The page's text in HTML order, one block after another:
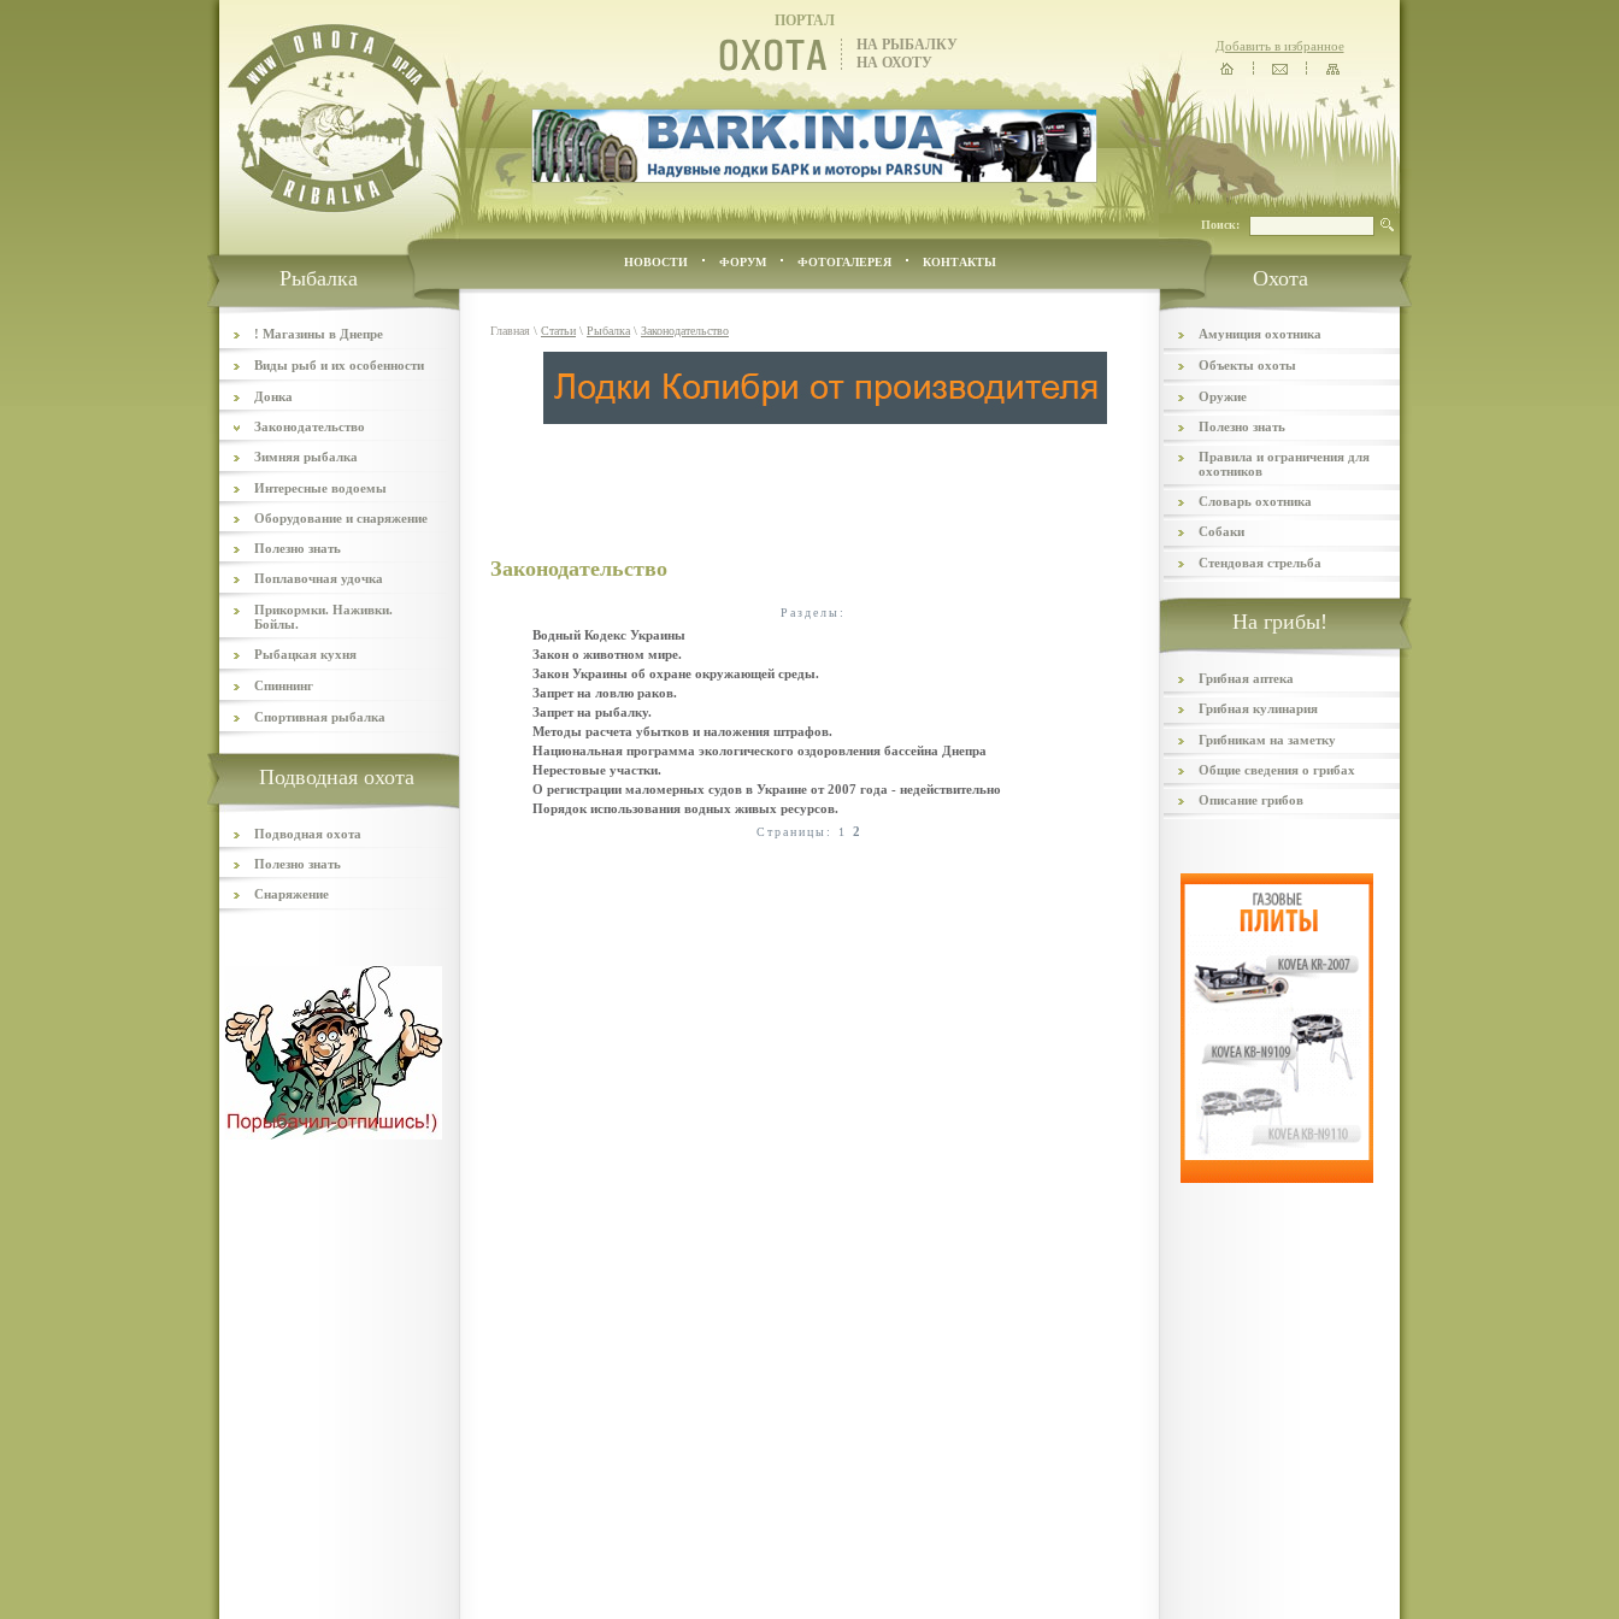
ПОРТАЛ
НА РЫБАЛКУ
НА ОХОТУ
Добавить в избранное
Поиск:
Рыбалка
НОВОСТИ ФОРУМ ФОТОГАЛЕРЕЯ КОНТАКТЫ
Охота
! Магазины в Днепре
Виды рыб и их особенности
Донка
Законодательство
Зимняя рыбалка
Интересные водоемы
Оборудование и снаряжение
Полезно знать
Поплавочная удочка
Прикормки. Наживки.
Бойлы.
Рыбацкая кухня
Спиннинг
Спортивная рыбалка
Подводная охота
Подводная охота
Полезно знать
Снаряжение
Главная \ Статьи \ Рыбалка \ Законодательство
Законодательство
Разделы:
Водный Кодекс Украины
Закон о животном мире.
Закон Украины об охране окружающей среды.
Запрет на ловлю раков.
Запрет на рыбалку.
Методы расчета убытков и наложения штрафов.
Национальная программа экологического оздоровления бассейна Днепра
Нерестовые участки.
О регистрации маломерных судов в Украине от 2007 года - недействительно
Порядок использования водных живых ресурсов.
Страницы: 1 2
Амуниция охотника
Объекты охоты
Оружие
Полезно знать
Правила и ограничения для
охотников
Словарь охотника
Собаки
Стендовая стрельба
На грибы!
Грибная аптека
Грибная кулинария
Грибникам на заметку
Общие сведения о грибах
Описание грибов